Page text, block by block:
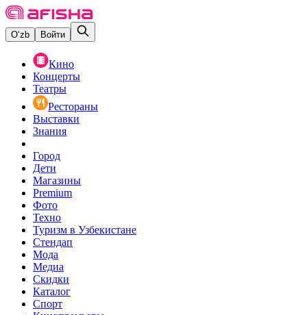
O‘zb Войти
Кино
Концерты
Театры
Рестораны
Выставки
Знания
Город
Дети
Магазины
Premium
Фото
Техно
Туризм в Узбекистане
Стендап
Мода
Медиа
Скидки
Каталог
Спорт